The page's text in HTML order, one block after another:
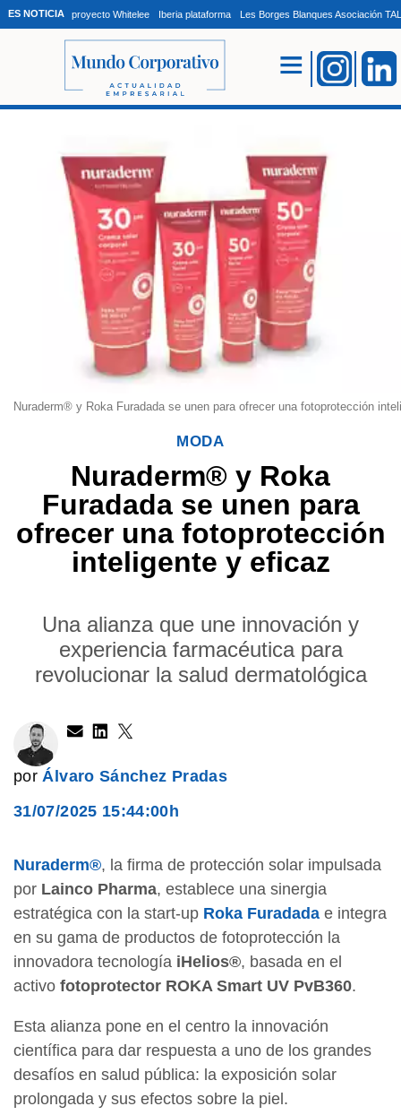
ES NOTICIA proyecto Whitelee Iberia plataforma Les Borges Blanques Asociación
Nuraderm® y Roka Furadada se unen para ofrecer una fotoprotección
MODA
Nuraderm® y Roka
Furadada se unen para
ofrecer una fotoprotección
inteligente y eficaz
Una alianza que une innovación y
experiencia farmacéutica para
revolucionar la salud dermatológica
porÁlvaro Sánchez Pradas
31/07/2025 15:44:00h
Nuraderm®, la firma de protección solar impulsada
por Lainco Pharma, establece una sinergia
estratégica con la start-up Roka Furadada e integra
en su gama de productos de fotoprotección la
innovadora tecnología iHelios®, basada en el
activo fotoprotector ROKA Smart UV PvB360.
Esta alianza pone en el centro la innovación
científica para dar respuesta a uno de los grandes
desafíos en salud pública: la exposición solar
prolongada y sus efectos sobre la piel.